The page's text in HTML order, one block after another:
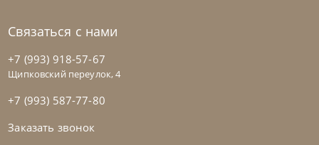
Noctis
Связаться с нами
+7 (993) 918-57-67
Щипковский переулок, 4
+7 (993) 587-77-80
Заказать звонок